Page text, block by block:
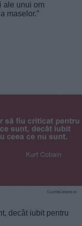
ale unui om
maselor.”
decât iubit pentru